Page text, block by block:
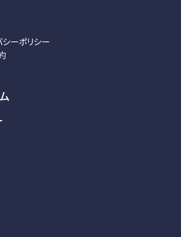
シーポリシー